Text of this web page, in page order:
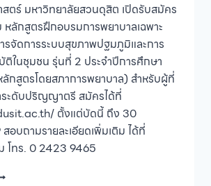
ตร์ มหาวิทยาลัยสวนดุสิต เปิดรับสมัคร
หลักสูตรฝึกอบรมการพยาบาลเฉพาะ
รจัดการระบบสุขภาพปฐมภูมิและการ
ติในชุมชน รุ่นที่ 2 ประจำปีการศึกษา
กสูตรโดยสภาการพยาบาล) สำหรับผู้ที่
ระดับปริญญาตรี สมัครได้ที่
ตั้งแต่บัดนี้ ถึง 30
อบถามรายละเอียดเพิ่มเติม ได้ที่
โทร. 0 2423 9465